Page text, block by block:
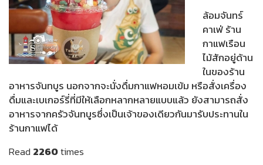
ล้อมจันทร์
คาเฟ่ ร้าน
กาแฟเรือน
ไม้สักอยู่ด้าน
ในของร้าน
อาหารจันทบูร นอกจากจะนั่งดื่มกาแฟหอมเข้ม หรือสั่งเครื่อง
ดื่มและเบเกอร์รี่ที่มีให้เลือกหลากหลายแบบแล้ว ยังสามารถสั่ง
อาหารจากครัวจันทบูรซึ่งเป็นเจ้าของเดียวกันมารับประทานใน
ร้านกาแฟได้
Read 2260times